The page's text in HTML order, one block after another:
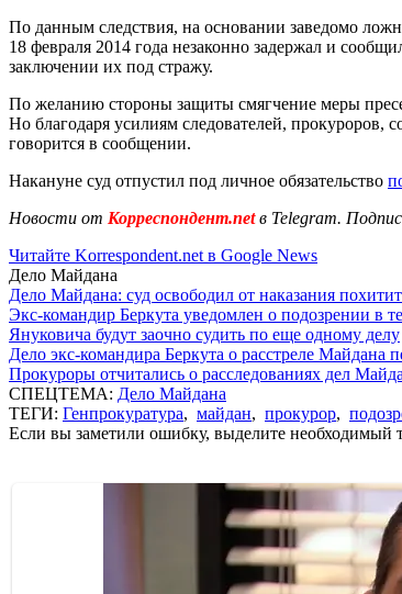
По данным следствия, на основании заведомо
18 февраля 2014 года незаконно задержал и
заключении их под стражу.
По желанию стороны защиты смягчение меры
Но благодаря усилиям следователей,
говорится в сообщении.
Накануне суд отпустил под личное обязательство
Новости от Корреспондент.netв Telegram.
Читайте Korrespondent.net в Google News
Дело Майдана
Дело Майдана: суд освободил от наказания
Экс-командир Беркута уведомлен о подозрении в
Януковича будут заочно судить по еще одному делу
Дело экс-командира Беркута о расстреле Майдана
Прокуроры отчитались о расследованиях дел
СПЕЦТЕМА: Дело Майдана
ТЕГИ: Генпрокуратура, майдан, прокурор,
Если вы заметили ошибку, выделите необходимый